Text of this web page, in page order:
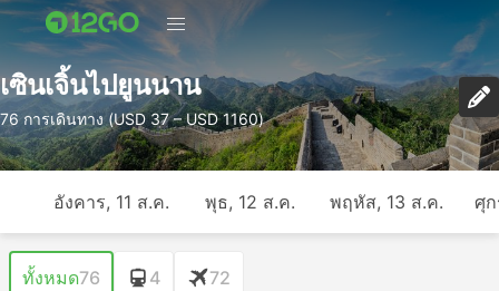
เซินเจิ้นไปยูนนาน
76 การเดินทาง (USD 37 – USD 1160)
อังคาร, 11 ส.ค. พุธ, 12 ส.ค. พฤหัส, 13 ส.ค. ศุ
ทั้งหมด76 4 72